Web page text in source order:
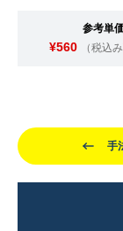
参考単
¥560 （税込
手